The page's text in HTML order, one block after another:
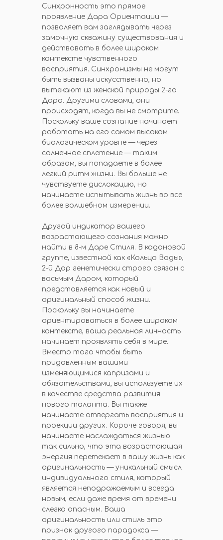
Синхронность это прямое
проявление Дара Ориентации —
позволяет вам заглядывать через
замочную скважину существования и
действовать в более широком
контексте чувственного
восприятия. Синхронизмы не могут
быть вызваны искусственно, но
вытекают из женской природы 2-го
Дара. Другими словами, они
происходят, когда вы не смотрите.
Поскольку ваше сознание начинает
работать на его самом высоком
биологическом уровне — через
солнечное сплетение — таким
образом, вы попадаете в более
легкий ритм жизни. Вы больше не
чувствуете дислокацию, но
начинаете испытывать жизнь во все
более волшебном измерении.
Другой индикатор вашего
возрастающего сознания можно
найти в 8-м Даре Стиля. В кодоновой
группе, известной как «Кольцо Воды»,
2-й Дар генетически строго связан с
восьмым Даром, который
представляется как новый и
оригинальный способ жизни.
Поскольку вы начинаете
ориентироваться в более широком
контексте, ваша реальная личность
начинает проявлять себя в мире.
Вместо того чтобы быть
придавленным вашими
изменяющимися капризами и
обязательствами, вы используете их
в качестве средства развития
нового таланта. Вы также
начинаете отвергать восприятия и
проекции других. Короче говоря, вы
начинаете наслаждаться жизнью
так сильно, что эта возрастающая
энергия перетекает в вашу жизнь как
оригинальность — уникальный смысл
индивидуального стиля, который
является неподражаемым и всегда
новым, если даже время от времени
слегка опасным. Ваша
оригинальность или стиль это
признак другого парадокса —